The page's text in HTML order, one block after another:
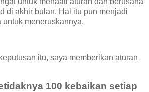
di akhir bulan. Hal itu pun menjadi
meneruskannya.
itu, saya memberikan aturan
100 kebaikan setiap